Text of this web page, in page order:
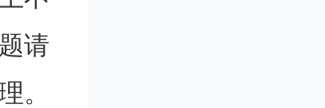
请
。